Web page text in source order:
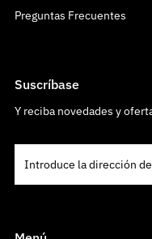
Preguntas Frecuentes
Suscríbase
Y reciba novedades y